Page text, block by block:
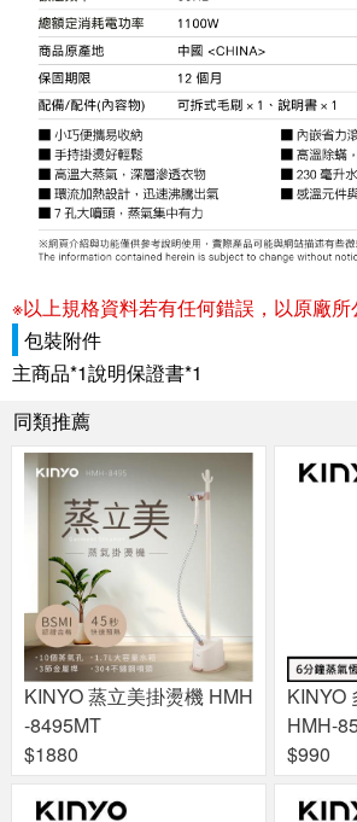
※以上規格資料若有任何錯誤，以原廠所
包裝附件
主商品*1說明保證書*1
同類推薦
KINYO 蒸立美掛燙機 HMH
-8495MT
$1880
KINYO
HMH-
$990